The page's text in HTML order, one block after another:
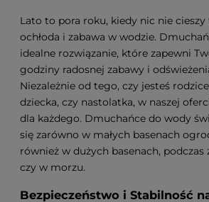
Lato to pora roku, kiedy nic nie
ochłoda i zabawa w wodzie.
idealne rozwiązanie, które zapewni
godziny radosnej zabawy i
Niezależnie od tego, czy jesteś
dziecka, czy nastolatka, w naszej
dla każdego. Dmuchańce do wody
się zarówno w małych basenach
również w dużych basenach, podczas
czy w morzu.
Bezpieczeństwo i Stabilność